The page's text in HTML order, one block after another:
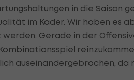
in die Saison
im Kader. Wir haben es
werden. Gerade in der
auseinandergebrochen, da